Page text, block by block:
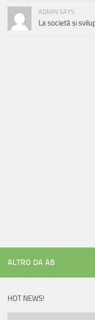
ADMIN SAYS:
La società si
ALTRO DA AB
HOT NEWS!